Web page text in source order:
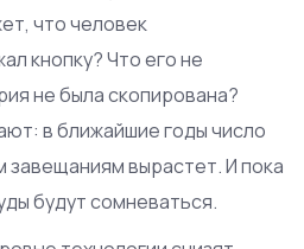
что человек
кнопку? Что его не
не была скопирована?
в ближайшие годы число
завещаниям вырастет. И пока
будут сомневаться.